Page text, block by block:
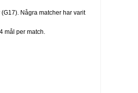
Några matcher har varit
mål per match.